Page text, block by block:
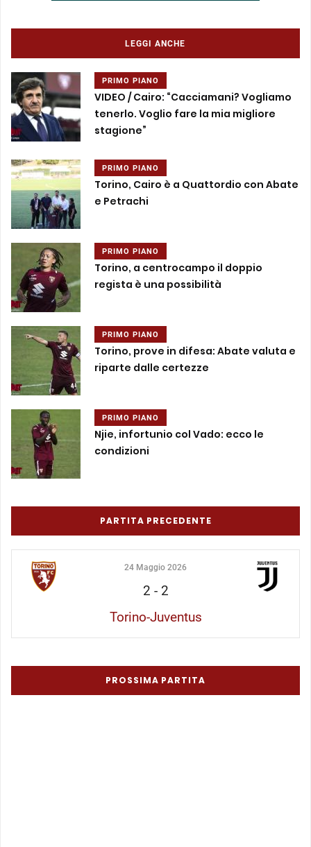
LEGGI ANCHE
PRIMO PIANO
VIDEO / Cairo: “Cacciamani? Vogliamo
tenerlo. Voglio fare la mia migliore
stagione”
PRIMO PIANO
Torino, Cairo è a Quattordio con Abate
e Petrachi
PRIMO PIANO
Torino, a centrocampo il doppio
regista è una possibilità
PRIMO PIANO
Torino, prove in difesa: Abate valuta e
riparte dalle certezze
PRIMO PIANO
Njie, infortunio col Vado: ecco le
condizioni
PARTITA PRECEDENTE
24 Maggio 2026
2 - 2
Torino-Juventus
PROSSIMA PARTITA